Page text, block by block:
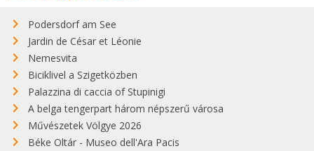
Podersdorf am See
Jardin de César et Léonie
Nemesvita
Biciklivel a Szigetközben
Palazzina di caccia of Stupinigi
A belga tengerpart három népszerű városa
Művészetek Völgye 2026
Béke Oltár - Museo dell'Ara Pacis